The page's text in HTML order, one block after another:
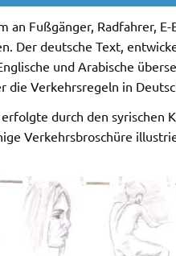
an Fußgänger, Radfahrer,
Der deutsche Text,
und Arabische
die Verkehrsregeln in
durch den syrischen
Verkehrsbroschüre